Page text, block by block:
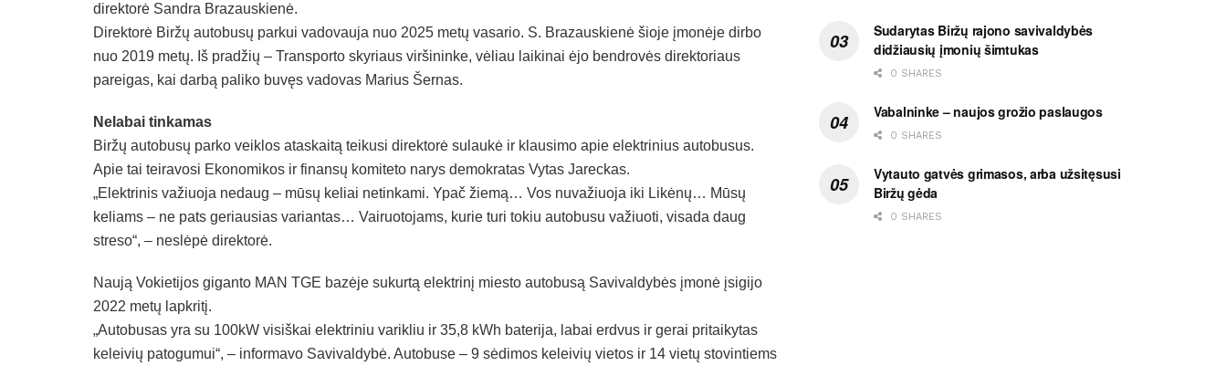
direktorė Sandra Brazauskienė.
Direktorė Biržų autobusų parkui vadovauja nuo 2025 metų vasario. S. Brazauskienė šioje įmonėje dirbo
nuo 2019 metų. Iš pradžių – Transporto skyriaus viršininke, vėliau laikinai ėjo bendrovės direktoriaus
pareigas, kai darbą paliko buvęs vadovas Marius Šernas.
Nelabai tinkamas
Biržų autobusų parko veiklos ataskaitą teikusi direktorė sulaukė ir klausimo apie elektrinius autobusus.
Apie tai teiravosi Ekonomikos ir finansų komiteto narys demokratas Vytas Jareckas.
„Elektrinis važiuoja nedaug – mūsų keliai netinkami. Ypač žiemą… Vos nuvažiuoja iki Likėnų… Mūsų
keliams – ne pats geriausias variantas… Vairuotojams, kurie turi tokiu autobusu važiuoti, visada daug
streso“, – neslėpė direktorė.
Naują Vokietijos giganto MAN TGE bazėje sukurtą elektrinį miesto autobusą Savivaldybės įmonė įsigijo
2022 metų lapkritį.
„Autobusas yra su 100kW visiškai elektriniu varikliu ir 35,8 kWh baterija, labai erdvus ir gerai pritaikytas
keleivių patogumui“, – informavo Savivaldybė. Autobuse – 9 sėdimos keleivių vietos ir 14 vietų stovintiems
Sudarytas Biržų rajono savivaldybės
didžiausių įmonių šimtukas
0 SHARES
Vabalninke – naujos grožio paslaugos
0 SHARES
Vytauto gatvės grimasos, arba užsitęsusi
Biržų gėda
0 SHARES